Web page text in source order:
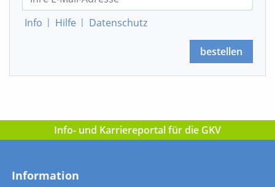
Info | Hilfe | Datenschutz
bestellen
Info- und Karriereportal für die GKV
Information